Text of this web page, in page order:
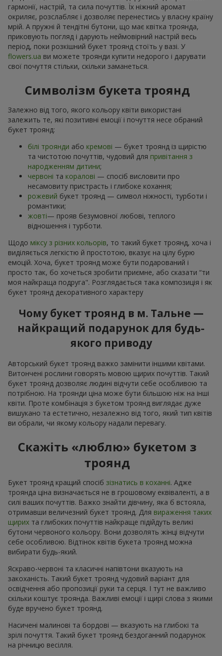
гармонії, настрій, та сила почуттів. Їх ніжний аромат
окриляє, розслабляє і дозволяє перенестись у власну країну
мрій. А пружні й тендітні бутони, що має квітка троянда,
приковують погляд і дарують неймовірний настрій весь
період, поки розкішний букет троянд стоїть у вазі. У
flowers.ua ви можете троянди купити недорого і дарувати
свої почуття стільки, скільки заманеться.
Символізм букета троянд
Залежно від того, якого кольору квіти використані
залежить те, які позитивні емоції і почуття несе обраний
букет троянд:
білі троянди або кремові — букет троянд із щирістю
та чистотою почуттів, чудовий для привітання з
народженням дитини;
червоні та коралові — спосіб висловити про
несамовиту пристрасть і глибоке кохання;
рожевий букет троянд — символ ніжності, турботи і
романтики;
жовті— прояв безумовної любові, теплого
відношення і турботи.
Щодо міксу з різних кольорів, то такий букет троянд, хоча і
виділяється легкістю й простотою, вказує на цілу бурю
емоцій. Хоча, букет троянд може бути подарований і
просто так, бо хочеться зробити приємне, або сказати “ти
моя найкраща подруга". Розглядається така композиція і як
букет троянд декоративного характеру
Чому букет троянд в м. Тальне —
найкращий подарунок для будь-
якого приводу
Авторський букет троянд важко замінити іншими квітами.
Витончені рослини говорять мовою щирих почуттів. Такий
букет троянд дозволяє людині відчути себе особливою та
потрібною. На троянди ціна може бути більшою ніж на інші
квіти. Проте комбінація з букетом троянд виглядає дуже
вишукано та естетично, незалежно від того, який тип квітів
ви обрали, чи якому кольору надали перевагу.
Скажіть «люблю» букетом з
троянд
Букет троянд кращий спосіб зізнатись в коханні. Адже
троянда ціна визначається не в грошовому еквіваленті, а в
силі ваших почуттів. Важко знайти дівчину, яка б встояла,
отримавши величезний букет троянд. Для вираження таких
щирих та глибоких почуттів найкраще підійдуть великі
бутони червоного кольору. Вони дозволять жінці відчути
себе особливою. Відтінок квітів букета троянд можна
вибирати будь-який.
Яскраво-червоні та класичні напівтони вказують на
закоханість. Такий букет троянд чудовий варіант для
освідчення або пропозиції руки та серця. І тут не важливо
скільки коштує троянда. Важливі емоції і щирі слова з якими
буде вручено букет троянд.
Насичені малинові та бордові — вказують на глибокі та
зрілі почуття. Такий букет троянд бездоганний подарунок
на річницю весілля.